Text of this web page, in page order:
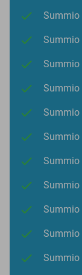
Summio
Summio
Summio
Summio
Summio
Summio
Summio
Summio
Summio
Summio
Summio